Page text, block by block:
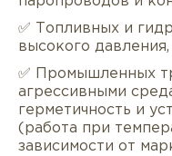
✅ Топливных и
высокого
✅ Промышленных
агрессивными
герметичность и
(работа при
зависимости от